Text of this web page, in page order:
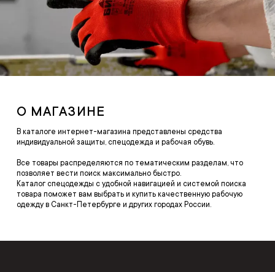
О МАГАЗИНЕ
В каталоге интернет-магазина представлены средства
индивидуальной защиты, спецодежда и рабочая обувь.
Все товары распределяются по тематическим разделам, что
позволяет вести поиск максимально быстро.
Каталог спецодежды с удобной навигацией и системой поиска
товара поможет вам выбрать и купить качественную рабочую
одежду в Санкт-Петербурге и других городах России.